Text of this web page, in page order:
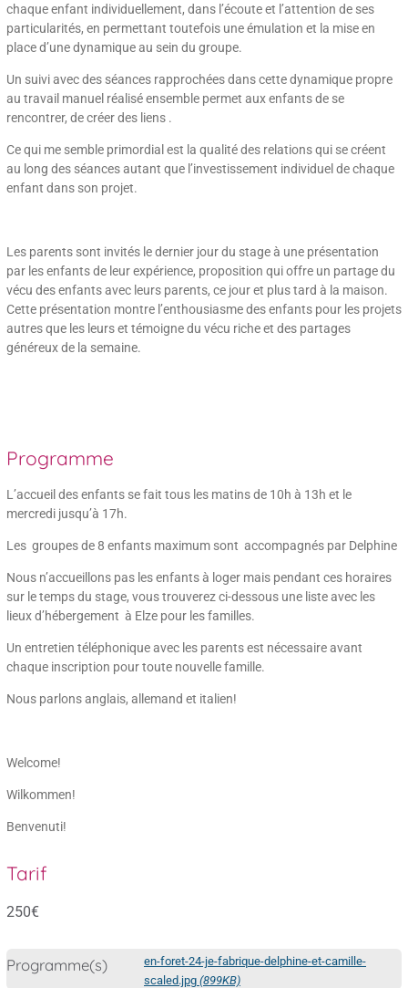
chaque enfant individuellement, dans l’écoute et l’attention de ses
particularités, en permettant toutefois une émulation et la mise en
place d’une dynamique au sein du groupe.
Un suivi avec des séances rapprochées dans cette dynamique propre
au travail manuel réalisé ensemble permet aux enfants de se
rencontrer, de créer des liens .
Ce qui me semble primordial est la qualité des relations qui se créent
au long des séances autant que l’investissement individuel de chaque
enfant dans son projet.
Les parents sont invités le dernier jour du stage à une présentation
par les enfants de leur expérience, proposition qui offre un partage du
vécu des enfants avec leurs parents, ce jour et plus tard à la maison.
Cette présentation montre l’enthousiasme des enfants pour les projets
autres que les leurs et témoigne du vécu riche et des partages
généreux de la semaine.
Programme
L’accueil des enfants se fait tous les matins de 10h à 13h et le
mercredi jusqu’à 17h.
Les groupes de 8 enfants maximum sont accompagnés par Delphine
Nous n’accueillons pas les enfants à loger mais pendant ces horaires
sur le temps du stage, vous trouverez ci-dessous une liste avec les
lieux d’hébergement à Elze pour les familles.
Un entretien téléphonique avec les parents est nécessaire avant
chaque inscription pour toute nouvelle famille.
Nous parlons anglais, allemand et italien!
Welcome!
Wilkommen!
Benvenuti!
Tarif
250€
Programme(s)
en-foret-24-je-fabrique-delphine-et-camille-
scaled.jpg (899KB)